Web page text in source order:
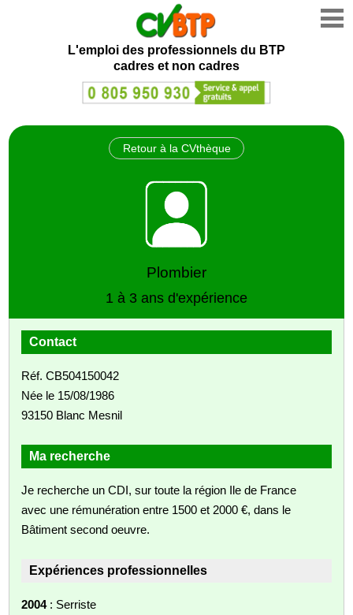
L'emploi des professionnels du BTP
cadres et non cadres
Retour à la CVthèque
Plombier
1 à 3 ans d'expérience
Contact
Réf. CB504150042
Née le 15/08/1986
93150 Blanc Mesnil
Ma recherche
Je recherche un CDI, sur toute la région Ile de France
avec une rémunération entre 1500 et 2000 €, dans le
Bâtiment second oeuvre.
Expériences professionnelles
2004: Serriste